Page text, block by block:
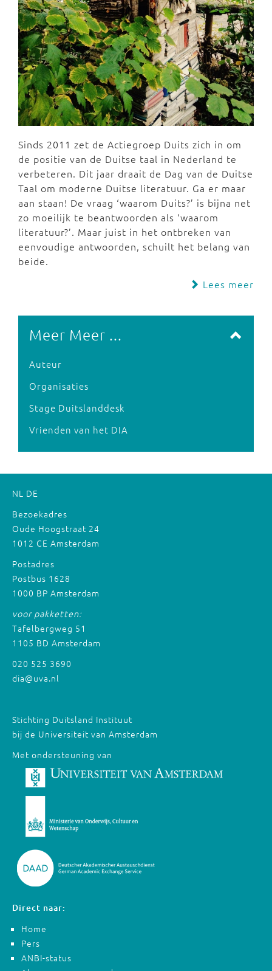
Sinds 2011 zet de Actiegroep Duits zich in om
de positie van de Duitse taal in Nederland te
verbeteren. Dit jaar draait de Dag van de Duitse
Taal om moderne Duitse literatuur. Ga er maar
aan staan! De vraag ‘waarom Duits?’ is bijna net
zo moeilijk te beantwoorden als ‘waarom
literatuur?’. Maar juist in het ontbreken van
eenvoudige antwoorden, schuilt het belang van
beide.
Lees meer
Meer Meer ...
Auteur
Organisaties
Stage Duitslanddesk
Vrienden van het DIA
NL DE
Bezoekadres
Oude Hoogstraat 24
1012 CE Amsterdam
Postadres
Postbus 1628
1000 BP Amsterdam
voor pakketten:
Tafelbergweg 51
1105 BD Amsterdam
020 525 3690
dia@uva.nl
Stichting Duitsland Instituut
bij de Universiteit van Amsterdam
Met ondersteuning van
Direct naar:
Home
Pers
ANBI-status